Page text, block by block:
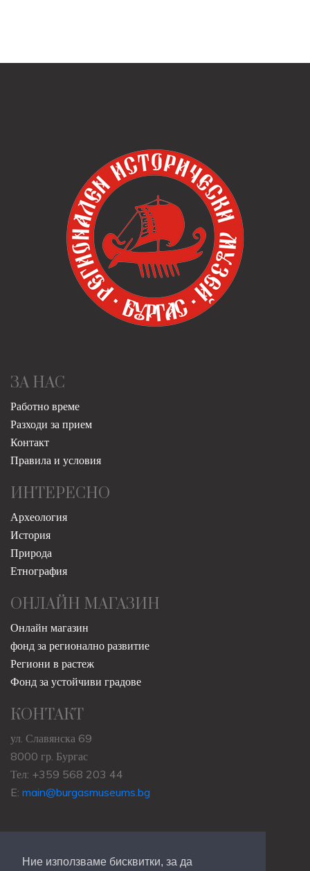
Ние използваме бисквитки, за да
ЗА НАС
Работно време
Разходи за прием
Контакт
Правила и условия
ИНТЕРЕСНО
Археология
История
Природа
Етнография
ОНЛАЙН МАГАЗИН
Онлайн магазин
фонд за регионално развитие
Региони в растеж
Фонд за устойчиви градове
КОНТАКТ
ул. Славянска 69
8000 гр. Бургас
Тел: +359 568 203 44
E: main@burgasmuseums.bg